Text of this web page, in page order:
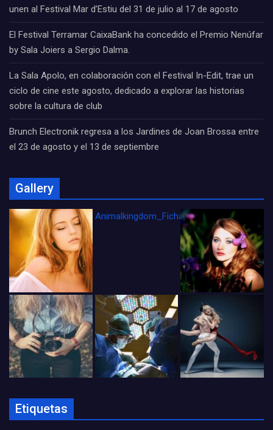
unen al Festival Mar d’Estiu del 31 de julio al 17 de agosto
El Festival Terramar CaixaBank ha concedido el Premio Nenúfar
by Sala Joiers a Sergio Dalma.
La Sala Apolo, en colaboración con el Festival In-Edit, trae un
ciclo de cine este agosto, dedicado a explorar las historias
sobre la cultura de club
Brunch Electronik regresa a los Jardines de Joan Brossa entre
el 23 de agosto y el 13 de septiembre
Gallery
Animalkingdom_FichaCine
Etiquetas